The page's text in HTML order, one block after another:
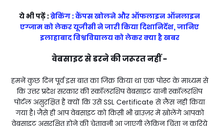
ये भी पढ़ें :ब्रेकिंग : कैंपस खोलने और ऑफलाइन ऑनलाइन
एग्जाम को लेकर यूजीसी ने जारी किया दिशानिर्देश, जानिए
इलाहाबाद विश्वविद्यालय को लेकर क्या है खबर
वेबसाइट से डरने की जरूरत नहीं -
हमनें कुछ दिन पूर्व इस बात का जिक्र किया था एक पोस्ट के माध्यम से
कि उत्तर प्रदेश सरकार की स्कॉलरशिप वेबसाइट यानी स्कॉलरशिप
पोर्टल असुरक्षित है क्यों कि उसे SSL Certificate से लैस नही किया
गया है। जैसे ही आप वेबसाइट को किसी भी ब्राउज़र में खोलेंगे आपको
वेबसाइट असुरक्षित होने की चेतावनी आ जाएगी लेकिन चिंता न करिये